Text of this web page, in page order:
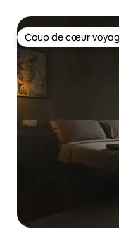
Coup de cœur
Coup de cœur